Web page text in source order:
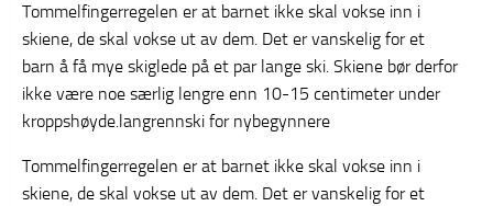
Tommelfingerregelen er at barnet ikke skal vokse inn i
skiene, de skal vokse ut av dem. Det er vanskelig for et
barn å få mye skiglede på et par lange ski. Skiene bør derfor
ikke være noe særlig lengre enn 10-15 centimeter under
kroppshøyde.langrennski for nybegynnere
Tommelfingerregelen er at barnet ikke skal vokse inn i
skiene, de skal vokse ut av dem. Det er vanskelig for et